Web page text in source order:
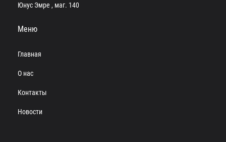
Юнус Эмре , маг. 140
Меню
Главная
О нас
Контакты
Новости